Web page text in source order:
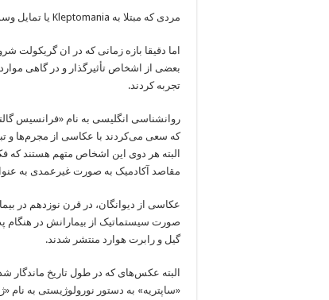
مردی که مبتلا به Kleptomania یا تمایل وسواسی به سرقت بود
اما دقیقا بازه زمانی که در ان
بعضی از اشخاص تأثیرگذار و در گاهی
تجربه کردند.
روانشناسی انگلیسی به نام «فرانسیس
که سعی می‌کردند با عکاسی از مجرم‌ها و
البته هر دوی این اشخاص متهم هستند که
مقاصد آکادمیک به صورت غیرعمدی به
عکاسی از دیوانگان، در قرن نوزدهم در
صورت سیستماتیک از بیمارانش در
گیل و رابرت هوارد منتشر شدند.
البته عکس‌های که در طول تاریخ ماندگار
«ساپتریه» به دستور نورولوژیستی به نام